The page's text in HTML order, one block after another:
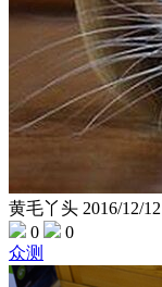
黄毛丫头 2016/12/12
0
0
众测